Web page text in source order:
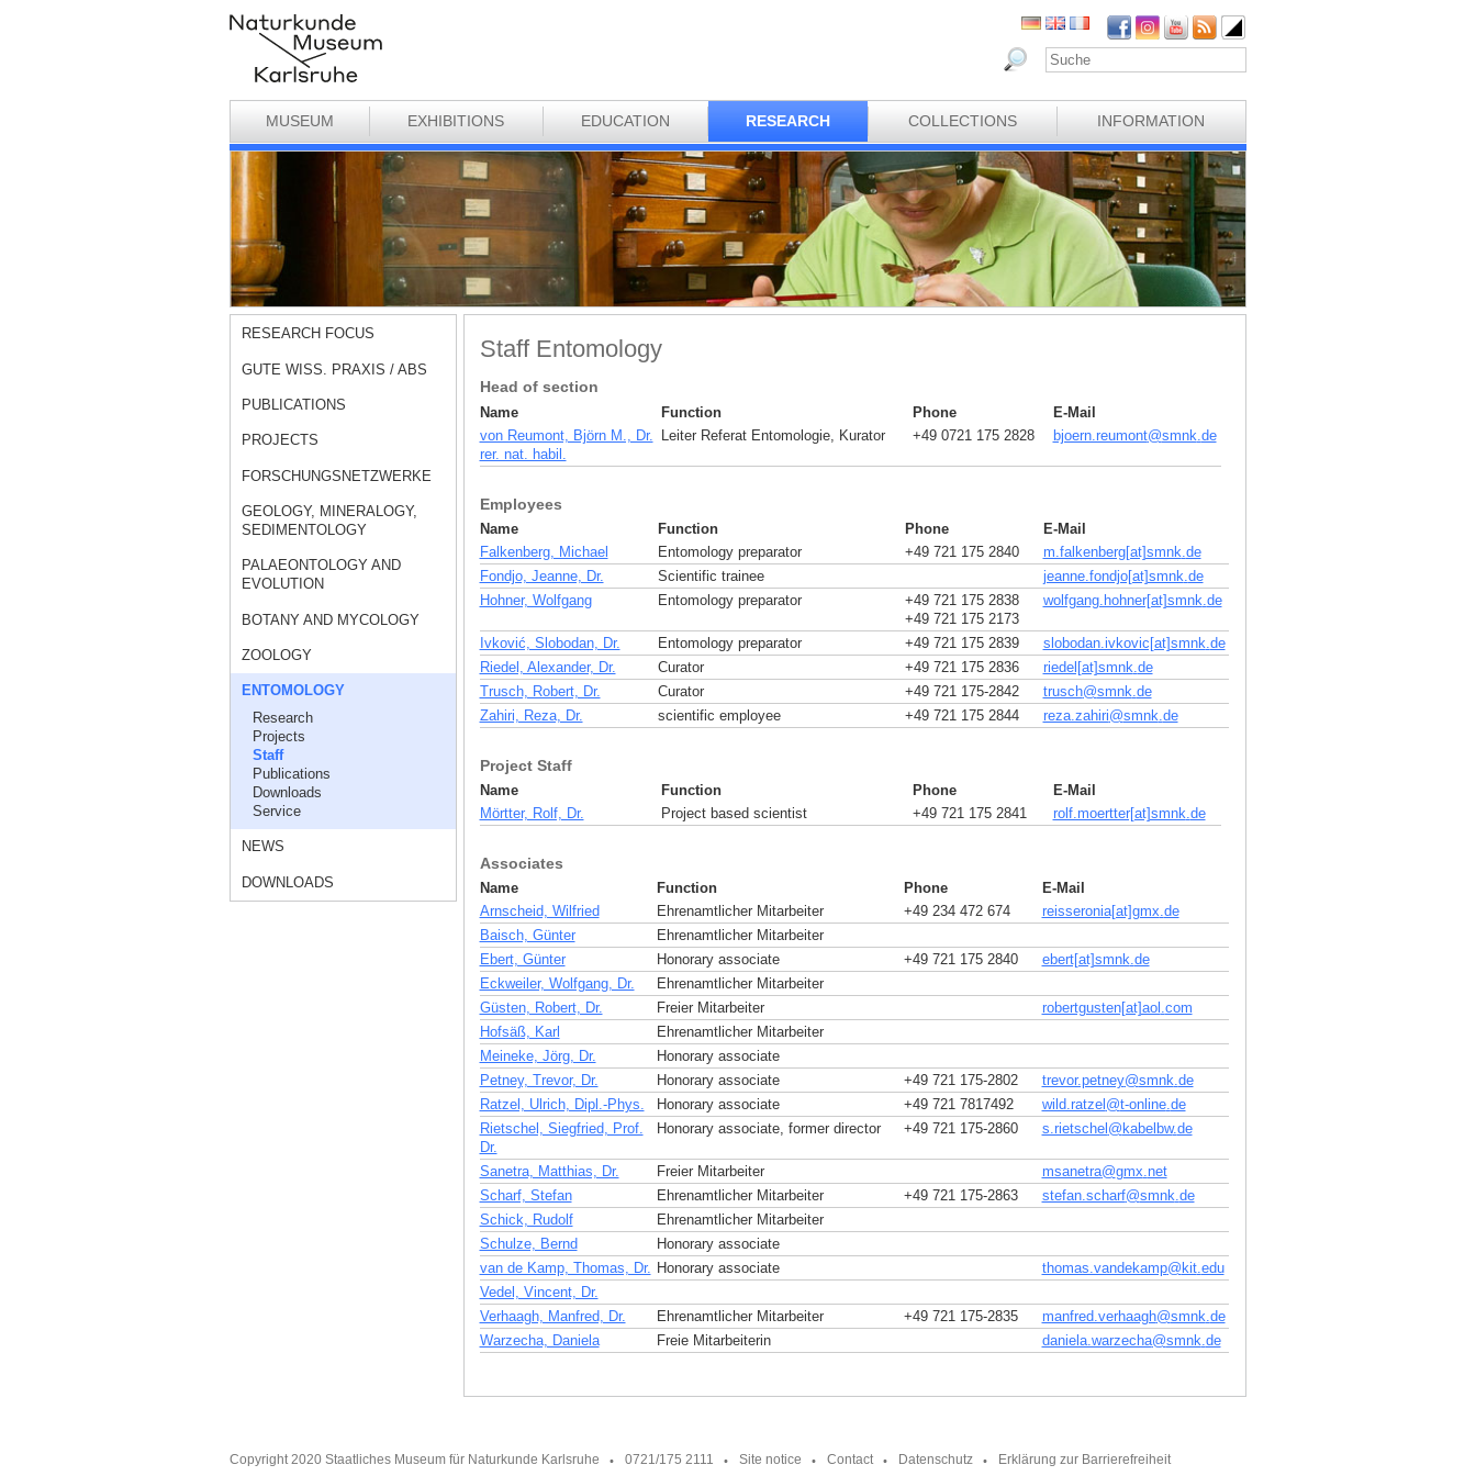
MUSEUM EXHIBITIONS EDUCATION RESEARCH COLLECTIONS INFORMATION
RESEARCH FOCUS
GUTE WISS. PRAXIS / ABS
PUBLICATIONS
PROJECTS
FORSCHUNGSNETZWERKE
GEOLOGY, MINERALOGY,
SEDIMENTOLOGY
PALAEONTOLOGY AND
EVOLUTION
BOTANY AND MYCOLOGY
ZOOLOGY
ENTOMOLOGY
Research
Projects
Staff
Publications
Downloads
Service
NEWS
DOWNLOADS
Staff Entomology
Head of section
Name Function Phone
E-Mail
von Reumont, Björn M., Dr.
rer. nat. habil.
Leiter Referat Entomologie, Kurator +49 0721 175 2828 bjoern.reumont@smnk de
Employees
Name Function Phone
E-Mail
Falkenberg, Michael
Entomology preparator +49 721 175 2840 m.falkenberg[at]smnk de
Fondjo, Jeanne, Dr.
Scientific trainee jeanne.fondjo[at]smnk de
Hohner, Wolfgang
Entomology preparator
+49 721 175 2838
+49 721 175 2173
wolfgang.hohner[at]smnk de
Ivković, Slobodan, Dr. Entomology preparator +49 721 175 2839 slobodan.ivkovic[at]smnk de
Riedel, Alexander, Dr.
Curator +49 721 175 2836 riedel[at]smnk de
Trusch, Robert, Dr.
Curator +49 721 175-2842 trusch@smnk de
Zahiri, Reza, Dr.
scientific employee +49 721 175 2844 reza.zahiri@smnk de
Project Staff
Name Function Phone
E-Mail
Mörtter, Rolf, Dr.
Project based scientist +49 721 175 2841 rolf.moertter[at]smnk.de
Associates
Name Function Phone
E-Mail
Arnscheid, Wilfried
Ehrenamtlicher Mitarbeiter +49 234 472 674 reisseronia[at]gmx.de
Baisch, Günter
Ehrenamtlicher Mitarbeiter
Ebert, Günter
Honorary associate +49 721 175 2840 ebert[at]smnk.de
Eckweiler, Wolfgang, Dr.
Ehrenamtlicher Mitarbeiter
Güsten, Robert, Dr.
Freier Mitarbeiter robertgusten[at]aol .com
Hofsäß, Karl
Ehrenamtlicher Mitarbeiter
Meineke, Jörg, Dr.
Honorary associate
Petney, Trevor, Dr.
Honorary associate +49 721 175-2802 trevor.petney@smnk.de
Ratzel, Ulrich, Dipl.-Phys.
Honorary associate +49 721 7817492 wild.ratzel @t-online.de
Rietschel, Siegfried, Prof.
Dr.
Honorary associate, former director +49 721 175-2860 s.rietschel @ kabelbw.de
Sanetra, Matthias, Dr. Freier Mitarbeiter msanetra@gmx.net
Scharf, Stefan
Ehrenamtlicher Mitarbeiter +49 721 175-2863 stefan.scharf@smnk.de
Schick, Rudolf
Ehrenamtlicher Mitarbeiter
Schulze, Bernd
Honorary associate
van de Kamp, Thomas, Dr. Honorary associate thomas.vandekamp@ kit.edu
Vedel, Vincent, Dr.
Verhaagh, Manfred, Dr.
Ehrenamtlicher Mitarbeiter +49 721 175-2835 manfred.verhaagh@smnk.de
Warzecha, Daniela
Freie Mitarbeiterin daniela.warzecha@smnk.de
Copyright 2020 Staatliches Museum für Naturkunde Karlsruhe 0721/175 2111 Site notice Contact Datenschutz Erklärung zur Barrierefreiheit